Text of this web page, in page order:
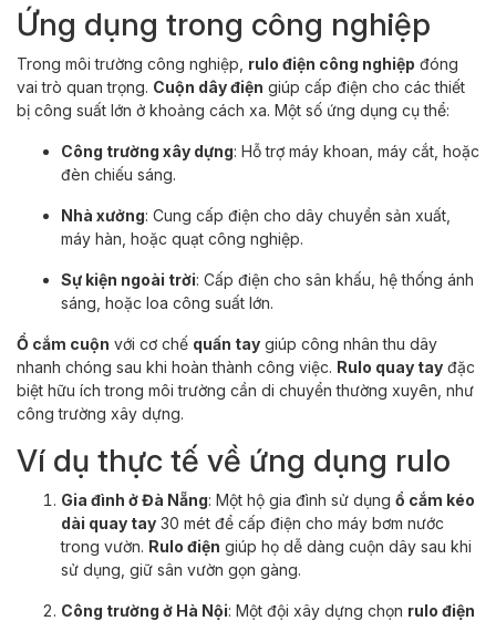
Ứng dụng trong công nghiệp
Trong môi trường công nghiệp, rulo điện công nghiệp đóng
vai trò quan trọng. Cuộn dây điện giúp cấp điện cho các thiết
bị công suất lớn ở khoảng cách xa. Một số ứng dụng cụ thể:
Công trường xây dựng: Hỗ trợ máy khoan, máy cắt, hoặc
đèn chiếu sáng.
Nhà xưởng: Cung cấp điện cho dây chuyền sản xuất,
máy hàn, hoặc quạt công nghiệp.
Sự kiện ngoài trời: Cấp điện cho sân khấu, hệ thống ánh
sáng, hoặc loa công suất lớn.
Ổ cắm cuộn với cơ chế quấn tay giúp công nhân thu dây
nhanh chóng sau khi hoàn thành công việc. Rulo quay tay đặc
biệt hữu ích trong môi trường cần di chuyển thường xuyên, như
công trường xây dựng.
Ví dụ thực tế về ứng dụng rulo
Gia đình ở Đà Nẵng: Một hộ gia đình sử dụng ổ cắm kéo
dài quay tay 30 mét để cấp điện cho máy bơm nước
trong vườn. Rulo điện giúp họ dễ dàng cuộn dây sau khi
sử dụng, giữ sân vườn gọn gàng.
Công trường ở Hà Nội: Một đội xây dựng chọn rulo điện